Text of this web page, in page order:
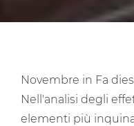
Novembre in Fa
Nell'analisi degli
elementi più